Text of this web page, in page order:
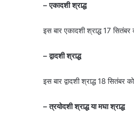
– एकादशी श्राद्ध
इस बार एकादशी श्राद्ध 17
– द्वादशी श्राद्ध
इस बार द्वादशी श्राद्ध 18 सितंबर
– त्रयोदशी श्राद्ध या मघा श्राद्ध